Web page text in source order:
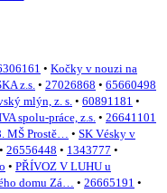
• Kočky v nouzi na
z.s.• 27026868 • 65660498
mlýn, z. s. • 60891181 •
spolu-práce, z.s. • 26641101
MŠ Prostě… • SK Vésky v
• 26556448 • 1343777 •
• PŘÍVOZ V LUHU u
domu Zá… • 26665191 •